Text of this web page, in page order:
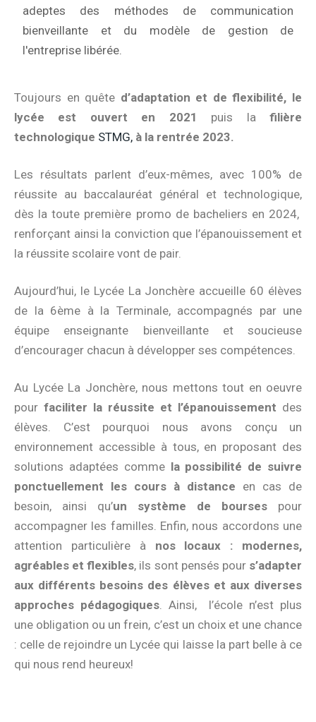
adeptes des méthodes de communication
bienveillante et du modèle de gestion de
l'entreprise libérée.
Toujours en quête d’adaptation et de flexibilité, le
lycée est ouvert en 2021 puis lafilière
technologique STMG, à la rentrée 2023.
Les résultats parlent d’eux-mêmes, avec 100% de
réussite au baccalauréat général et technologique,
dès la toute première promo de bacheliers en 2024,
renforçant ainsi la conviction que l’épanouissement et
la réussite scolaire vont de pair.
Aujourd’hui, le Lycée La Jonchère accueille 60 élèves
de la 6ème à la Terminale, accompagnés par une
équipe enseignante bienveillante et soucieuse
d’encourager chacun à développer ses compétences.
Au Lycée La Jonchère, nous mettons tout en oeuvre
pour faciliter la réussite et l’épanouissement des
élèves. C’est pourquoi nous avons conçu un
environnement accessible à tous, en proposant des
solutions adaptées comme la possibilité de suivre
ponctuellement les cours à distance en cas de
besoin, ainsi qu’un système de bourses pour
accompagner les familles. Enfin, nous accordons une
attention particulière à nos locaux : modernes,
agréables et flexibles, ils sont pensés pour s’adapter
aux différents besoins des élèves et aux diverses
approches pédagogiques. Ainsi, l’école n’est plus
une obligation ou un frein, c’est un choix et une chance
: celle de rejoindre un Lycée qui laisse la part belle à ce
qui nous rend heureux!